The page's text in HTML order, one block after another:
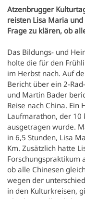
Atzenbrugger
reisten Lisa Maria
Frage zu klären, ob
Das Bildungs- und
holte die für den
im Herbst nach. Auf
Bericht über ein 2-
und Martin Bader
Reise nach China.
Laufmarathon, der
ausgetragen wurde.
in 6,5 Stunden, Lisa
Km. Zusätzlich hatte
Forschungspraktikum
ob alle Chinesen
wegen der
in den Kulturkreisen,